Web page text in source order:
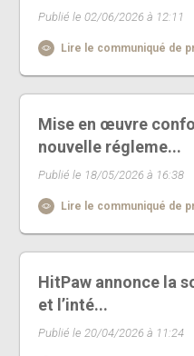
Publié le 02/06/2026 à 12:11
Lire le communiqué de
Mise en œuvre
nouvelle régleme...
Publié le 18/05/2026 à 16:38
Lire le communiqué de
HitPaw annonce la
et l’inté...
Publié le 20/04/2026 à 11:24